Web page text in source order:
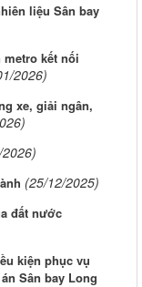
liệu Sân bay
kết nối
2026)
xe, giải ngân,
(25/12/2025)
đất nước
kiện phục vụ
Sân bay Long